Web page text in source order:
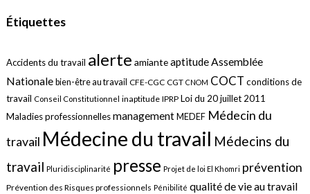
Étiquettes
Accidents du travail alerte amianteaptitudeAssemblée
Nationale bien-être au travail CFE-CGC CGT CNOM COCT conditions de
travail Conseil Constitutionnel inaptitude IPRP Loi du 20 juillet 2011
Maladies professionnellesmanagement MEDEF Médecin du
travail Médecine du travail Médecins du
travail Pluridisciplinarité presse Projet de loi El Khomri prévention
Prévention des Risques professionnels Pénibilité qualité de vie au travail